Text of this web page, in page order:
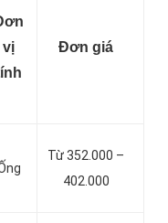
vị
Đơn giá
Từ 352.000 –
402.000